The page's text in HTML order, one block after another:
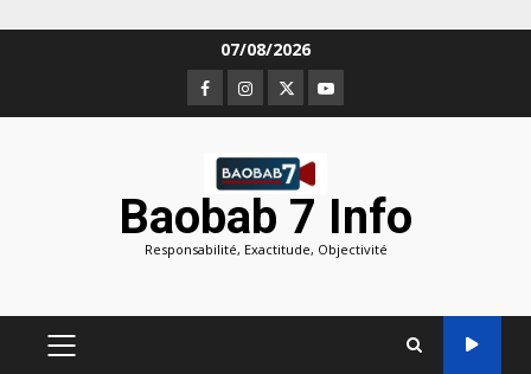
07/08/2026
Facebook
Instagram
TwitterYoutube
Baobab 7 Info
Responsabilité, Exactitude, Objectivité
MENU